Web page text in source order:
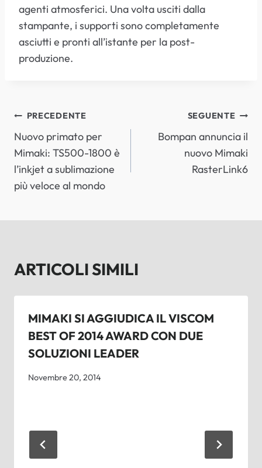
agenti atmosferici. Una volta usciti dalla
stampante, i supporti sono completamente
asciutti e pronti all’istante per la post-
produzione.
NAVIGAZIONE
ARTICOLI
PRECEDENTE
Nuovo primato per
Mimaki: TS500-1800 è
l’inkjet a sublimazione
più veloce al mondo
SEGUENTE
Bompan annuncia il
nuovo Mimaki
RasterLink6
ARTICOLI SIMILI
MIMAKI SI AGGIUDICA IL VISCOM
BEST OF 2014 AWARD CON DUE
SOLUZIONI LEADER
Novembre 20, 2014